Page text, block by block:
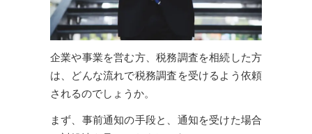
企業や事業を営む方、税務調査を相続した方
は、どんな流れで税務調査を受けるよう依頼
されるのでしょうか。
まず、事前通知の手段と、通知を受けた場合